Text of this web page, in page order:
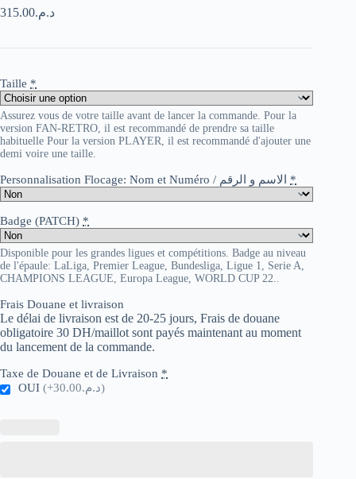
د.م.315.00
Taille *
Assurez vous de votre taille avant de lancer la commande. Pour la
version FAN-RETRO, il est recommandé de prendre sa taille
habituelle Pour la version PLAYER, il est recommandé d'ajouter une
demi voire une taille.
Personnalisation Flocage: Nom et Numéro / الاسم و الرقم *
Badge (PATCH) *
Disponible pour les grandes ligues et compétitions. Badge au niveau
de l'épaule: LaLiga, Premier League, Bundesliga, Ligue 1, Serie A,
CHAMPIONS LEAGUE, Europa League, WORLD CUP 22..
Frais Douane et livraison
Le délai de livraison est de 20-25 jours, Frais de douane
obligatoire 30 DH/maillot sont payés maintenant au moment
du lancement de la commande.
Taxe de Douane et de Livraison *
OUI
(+د.م.30.00)